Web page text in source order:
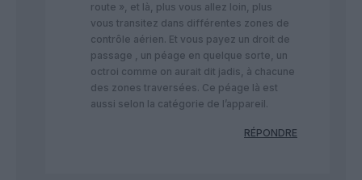
route », et là, plus vous allez loin, plus
vous transitez dans différentes zones de
contrôle aérien. Et vous payez un droit de
passage , un péage en quelque sorte, un
octroi comme on aurait dit jadis, à chacune
des zones traversées. Ce péage là est
aussi selon la catégorie de l’appareil.
RÉPONDRE